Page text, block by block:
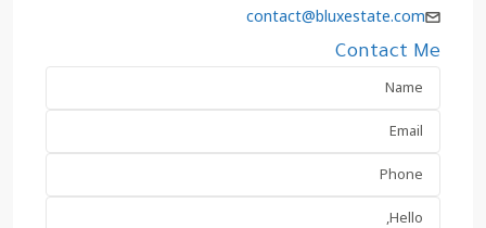
contact@bluxestate.com
Contact Me